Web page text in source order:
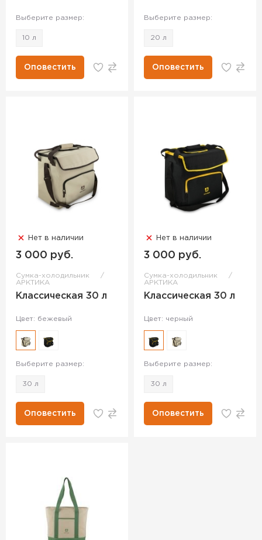
Выберите размер:
10 л
Оповестить
Выберите размер:
20 л
Оповестить
Нет в наличии
3 000 руб.
Сумка-холодильник
АРКТИКА
Классическая 30 л
Цвет: бежевый
Выберите размер:
30 л
Оповестить
Нет в наличии
3 000 руб.
Сумка-холодильник
АРКТИКА
Классическая 30 л
Цвет: черный
Выберите размер:
30 л
Оповестить